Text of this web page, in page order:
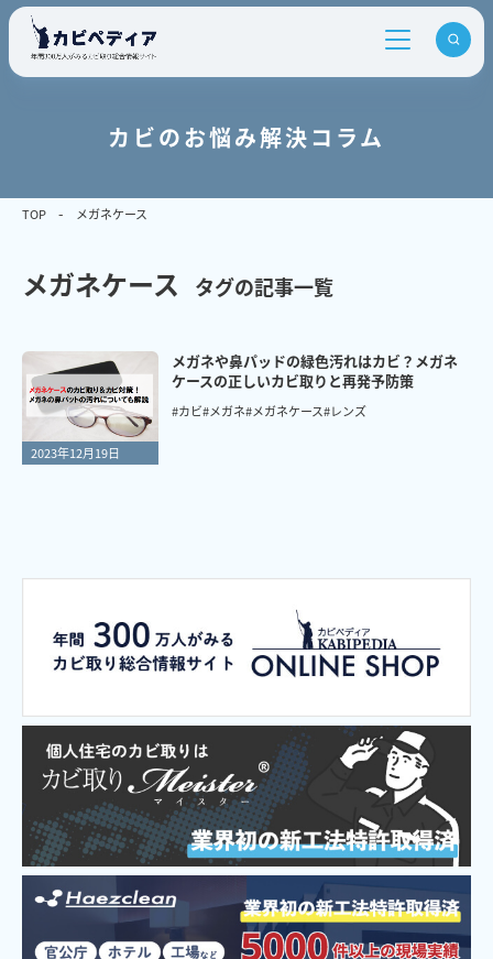
カビのお悩み解決コラム
TOP メガネケース
メガネケース タグの記事一覧
2023年12月19日
メガネや鼻パッドの緑色汚れはカビ？メガネ
ケースの正しいカビ取りと再発予防策
#カビ#メガネ#メガネケース#レンズ